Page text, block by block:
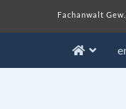
Fachanwalt